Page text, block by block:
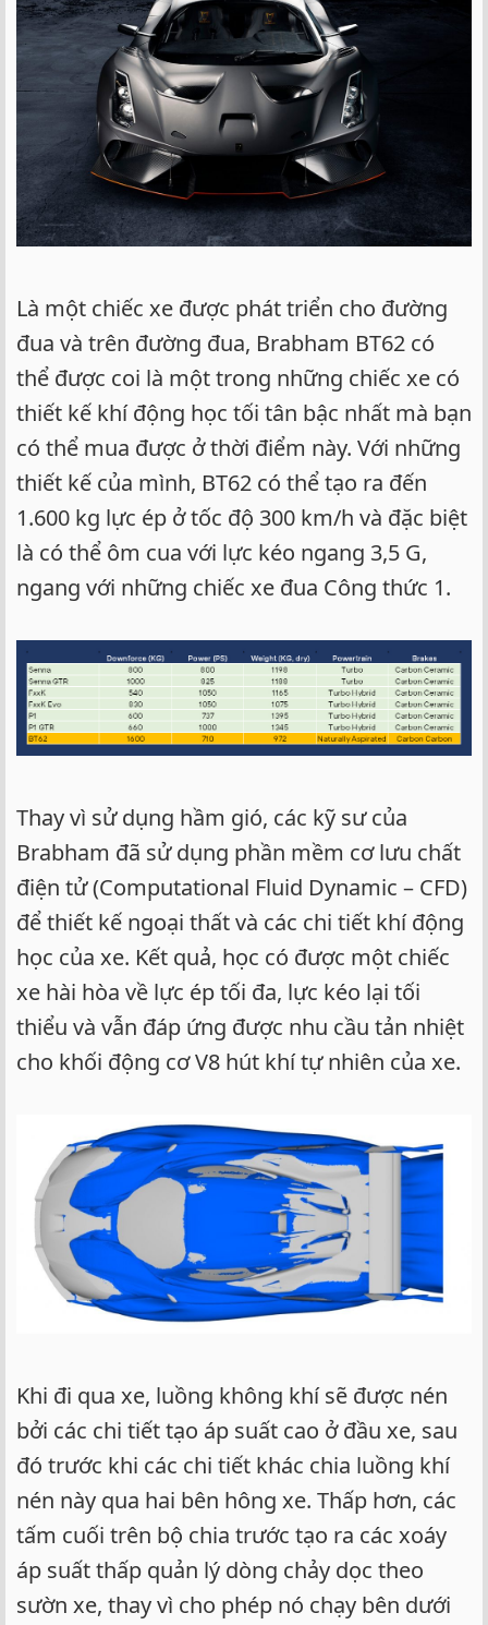
Là một chiếc xe được phát triển cho đường
đua và trên đường đua, Brabham BT62 có
thể được coi là một trong những chiếc xe có
thiết kế khí động học tối tân bậc nhất mà bạn
có thể mua được ở thời điểm này. Với những
thiết kế của mình, BT62 có thể tạo ra đến
1.600 kg lực ép ở tốc độ 300 km/h và đặc biệt
là có thể ôm cua với lực kéo ngang 3,5 G,
ngang với những chiếc xe đua Công thức 1.
Thay vì sử dụng hầm gió, các kỹ sư của
Brabham đã sử dụng phần mềm cơ lưu chất
điện tử (Computational Fluid Dynamic – CFD)
để thiết kế ngoại thất và các chi tiết khí động
học của xe. Kết quả, học có được một chiếc
xe hài hòa về lực ép tối đa, lực kéo lại tối
thiểu và vẫn đáp ứng được nhu cầu tản nhiệt
cho khối động cơ V8 hút khí tự nhiên của xe.
Khi đi qua xe, luồng không khí sẽ được nén
bởi các chi tiết tạo áp suất cao ở đầu xe, sau
đó trước khi các chi tiết khác chia luồng khí
nén này qua hai bên hông xe. Thấp hơn, các
tấm cuối trên bộ chia trước tạo ra các xoáy
áp suất thấp quản lý dòng chảy dọc theo
sườn xe, thay vì cho phép nó chạy bên dưới